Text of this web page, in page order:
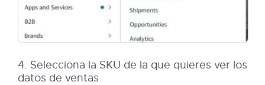
4. Selecciona la SKU de la que quieres ver los
datos de ventas